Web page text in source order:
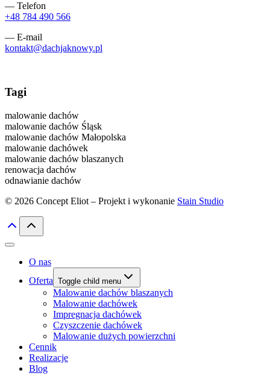
— Telefon
+48 784 490 566
— E-mail
kontakt@dachjaknowy.pl
Tagi
malowanie dachów
malowanie dachów Śląsk
malowanie dachów Małopolska
malowanie dachówek
malowanie dachów blaszanych
renowacja dachów
odnawianie dachów
© 2026 Concept Eliot – Projekt i wykonanie Stain Studio
O nas
Oferta Toggle child menu
Malowanie dachów blaszanych
Malowanie dachówek
Impregnacja dachówek
Czyszczenie dachówek
Malowanie dużych powierzchni
Cennik
Realizacje
Blog